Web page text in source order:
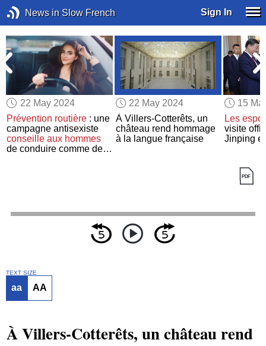
News in Slow French Sign In
22 May 2024
Prévention routière : une
campagne antisexiste
conseille aux hommes
de conduire comme des
22 May 2024
À Villers-Cotterêts, un
château rend hommage
à la langue française
15
Les
visite
Jinping
TEXT SIZE
aa AA
À Villers-Cotterêts, un château rend